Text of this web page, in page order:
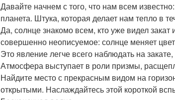
Давайте начнем с того, что нам всем
планета. Штука, которая делает нам тепло в
Да, солнце знакомо всем, кто уже видел
совершенно неописуемое: солнце меняет
Это явление легче всего наблюдать на
Атмосфера выступает в роли призмы,
Найдите место с прекрасным видом на
открытыми. Наслаждайтесь этой короткой